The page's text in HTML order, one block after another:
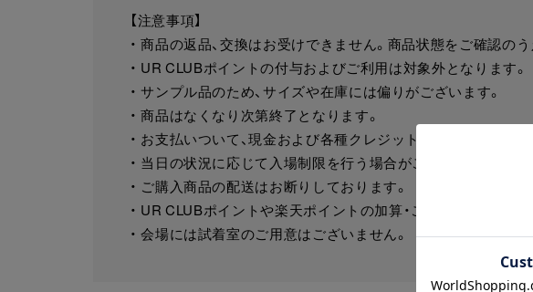
【注意事項】
・ 商品の返品、交換はお受けできません。商品状態をご確認の
・ UR CLUBポイントの付与およびご利用は対象外となります。
・ サンプル品のため、サイズや在庫には偏りがございます。
・ 商品はなくなり次第終了となります。
・ お支払いついて、現金および各種クレジットカード、一部QR
・ 当日の状況に応じて入場制限を行う場合がございます。
・ ご購入商品の配送はお断りしております。
・ UR CLUBポイントや楽天ポイントの加算・ご利用はできかね
・ 会場には試着室のご用意はございません。